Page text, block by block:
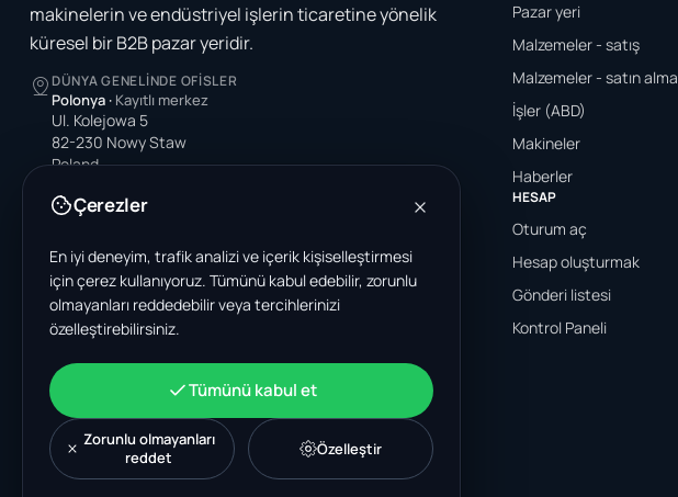
makinelerin ve endüstriyel işlerin ticaretine yönelik
küresel bir B2B pazar yeridir.
DÜNYA GENELINDE OFISLER
Polonya · Kayıtlı merkez
Ul. Kolejowa 5
82-230 Nowy Staw
Poland
Amerika Birleşik Devletleri
Pinellas Park, FL 33781-3536
United States
Hindistan
A-199, Sector 63
Noida, Uttar Pradesh 201301
India
+48 606 662 650
support@wastemarkt.com
office@wastemarkt.com
Pazar yeri
Malzemeler - satış
Malzemeler - satın alma
İşler (ABD)
Makineler
Haberler
HESAP
Oturum aç
Hesap oluşturmak
Gönderi listesi
Kontrol Paneli
Çerezler
En iyi deneyim, trafik analizi ve içerik kişiselleştirmesi
için çerez kullanıyoruz. Tümünü kabul edebilir, zorunlu
olmayanları reddedebilir veya tercihlerinizi
özelleştirebilirsiniz.
Tümünü kabul et
Zorunlu olmayanları
reddet
Özelleştir